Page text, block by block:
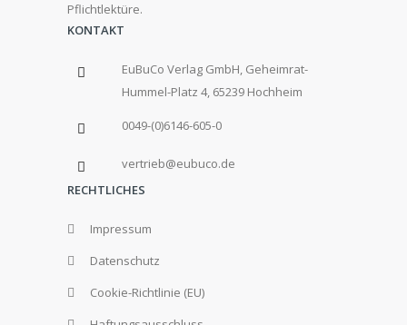
Pflichtlektüre.
KONTAKT
EuBuCo Verlag GmbH, Geheimrat-
Hummel-Platz 4, 65239 Hochheim
0049-(0)6146-605-0
vertrieb@eubuco.de
RECHTLICHES
Impressum
Datenschutz
Cookie-Richtlinie (EU)